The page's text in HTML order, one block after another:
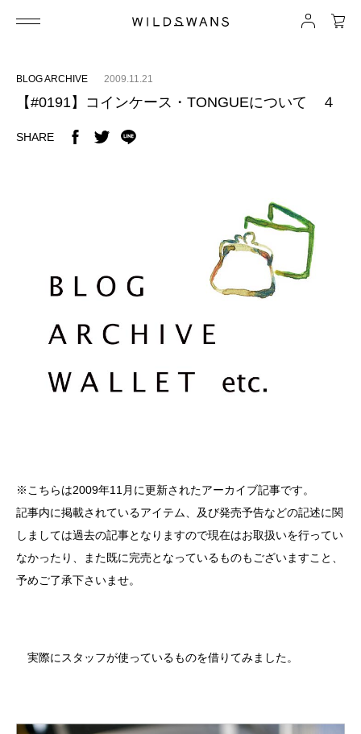
BLOG ARCHIVE 2009.11.21
【#0191】コインケース・TONGUEについて ４
SHARE
※こちらは2009年11月に更新されたアーカイブ記事です。
記事内に掲載されているアイテム、及び発売予告などの記述に関
しましては過去の記事となりますので現在はお取扱いを行ってい
なかったり、また既に完売となっているものもございますこと、
予めご了承下さいませ。
実際にスタッフが使っているものを借りてみました。